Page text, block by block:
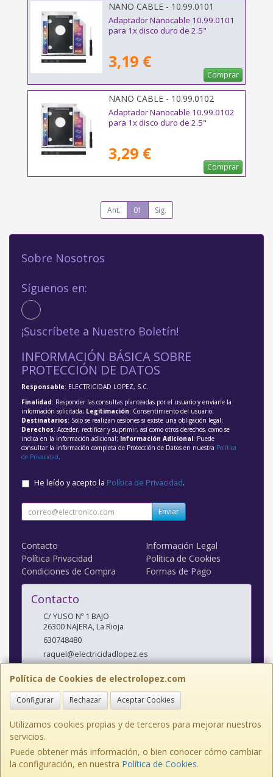
NANO CABLE - 10.99.0101
Adaptador Nanocable 10.99.0101
para 1x disco duro de 2.5"
3,19 €
Comprar
NANO CABLE - 10.99.0102
Adaptador Nanocable 10.99.0102
para 1x disco duro de 2.5"
3,29 €
Comprar
Ant. 01 Sig.
Política de Cookies de electrolopez.com
Configurar Rechazar Aceptar Cookies
Utilizamos cookies propias y de terceros para mejorar nuestros
servicios.
Puede obtener más información, o bien conocer cómo cambiar
la configuración, en nuestra Política de Cookies.
Sobre Nosotros
Síguenos en:
¡Suscríbete a Nuestro Boletín!
INFORMACIÓN BÁSICA SOBRE
PROTECCIÓN DE DATOS
Responsable: ELECTRICIDAD LOPEZ, S.C.
Finalidad: Responder las consultas planteadas por el usuario y enviarle la
información solicitada; Legitimación: Consentimiento del usuario;
Destinatarios: Solo se realizan cesiones si existe una obligación legal;
Derechos: Acceder, rectificar y suprimir, así como otros derechos, como se
indica en la información adicional; Información Adicional: Puede
consultar la información completa de Protección de Datos en nuestra Política
de Privacidad.
He leído y acepto la Política de Privacidad.
Enviar
Contacto
Información Legal
Política Privacidad
Política de Cookies
Condiciones de Compra
Formas de Pago
Contacto
C/ YUSO Nº 1 BAJO
26300NAJERA,La Rioja
630748480
raquel@electricidadlopez.es
Horario
LUNES A VIERNES DE 10:00 A 14:00 H Y DE 17:00 H A 20:00 H
C/ YUSO Nº 1 BAJO, 26300, La Rioja, España. - C.I.F.: J26435081 - Tfno:
941363365 Movil: 630748480